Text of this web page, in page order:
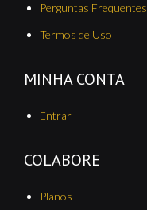
Perguntas Frequentes
Termos de Uso
MINHA CONTA
Entrar
COLABORE
Planos